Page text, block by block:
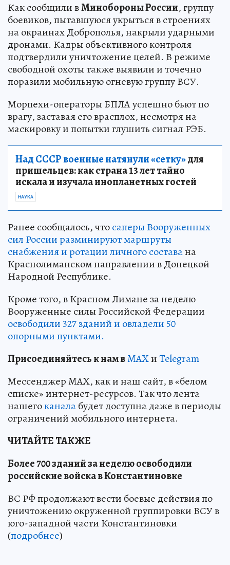
Как сообщили вМинобороны России, группу
боевиков, пытавшуюся укрыться в строениях
на окраинах Доброполья, накрыли ударными
дронами. Кадры объективного контроля
подтвердили уничтожение целей. В режиме
свободной охоты также выявили и точечно
поразили мобильную огневую группу ВСУ.
Морпехи-операторы БПЛА успешно бьют по
врагу, заставая его врасплох, несмотря на
маскировку и попытки глушить сигнал РЭБ.
Над СССР военные натянули «сетку»для
пришельцев: как страна 13 лет тайно
искала и изучала инопланетных гостей
НАУКА
Ранее сообщалось, чтосаперы Вооруженных
сил России разминируют маршруты
снабжения и ротации личного составана
Краснолиманском направлении в Донецкой
Народной Республике.
Кроме того, в Красном Лимане за неделю
Вооруженные силы Российской Федерации
освободили 327 зданий и овладели 50
опорными пунктами.
Присоединяйтесь к нам вMAXиTelegram
Мессенджер MAX, как и наш сайт, в «белом
списке» интернет-ресурсов. Так что лента
нашегоканалабудет доступна даже в периоды
ограничений мобильного интернета.
ЧИТАЙТЕ ТАКЖЕ
Более 700 зданий за неделю освободили
российские войска в Константиновке
ВС РФ продолжают вести боевые действия по
уничтожению окруженной группировки ВСУ в
юго-западной части Константиновки
(подробнее)